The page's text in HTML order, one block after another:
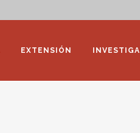
EXTENSIÓN